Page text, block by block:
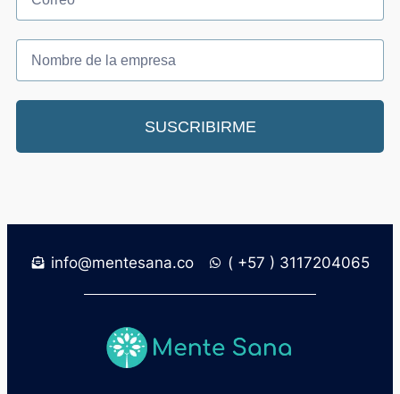
SUSCRIBIRME
info@mentesana.co ( +57 ) 3117204065